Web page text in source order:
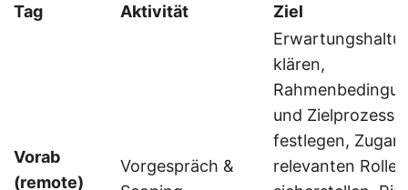
Tag Aktivität Ziel
Vorab
(remote)
Vorgespräch &
klären,
und Zielprozesse
festlegen,
relevanten Rollen